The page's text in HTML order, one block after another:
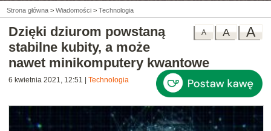
Strona główna > Wiadomości > Technologia
A
A
A
Dzięki dziurom powstaną
stabilne kubity, a może
nawet minikomputery kwantowe
6 kwietnia 2021, 12:51 Technologia